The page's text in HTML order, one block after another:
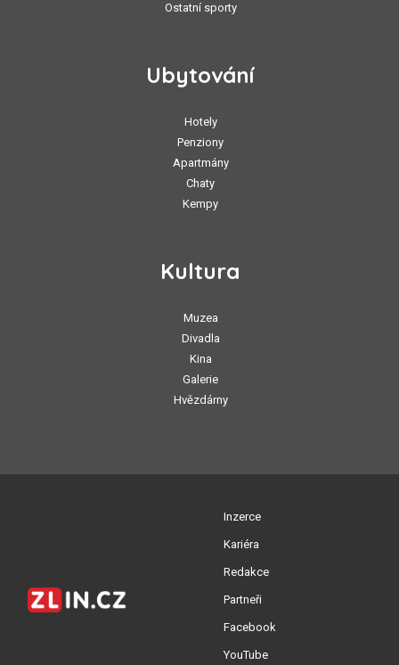
Ostatní sporty
Ubytování
Hotely
Penziony
Apartmány
Chaty
Kempy
Kultura
Muzea
Divadla
Kina
Galerie
Hvězdárny
Inzerce
Kariéra
Redakce
Partneři
Facebook
YouTube